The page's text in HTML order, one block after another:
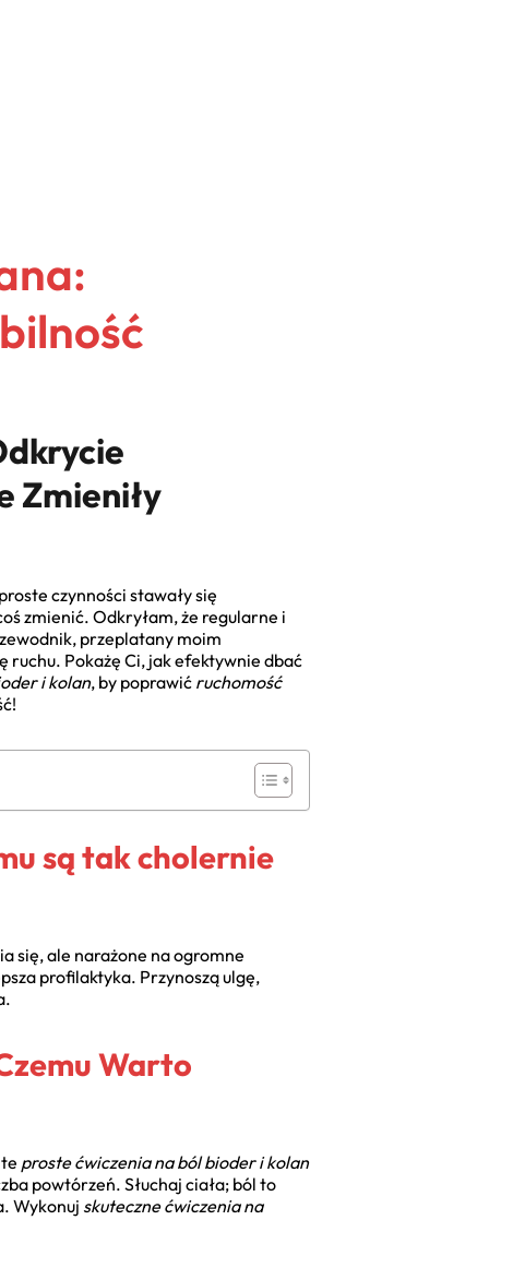
Zmieniły
czynności stawały się
zmienić. Odkryłam, że regularne i
przeplatany moim
Pokażę Ci, jak efektywnie dbać
i kolan, by poprawić ruchomość
są tak cholernie
się, ale narażone na ogromne
profilaktyka. Przynoszą ulgę,
Warto
proste ćwiczenia na ból bioder i kolan
powtórzeń. Słuchaj ciała; ból to
Wykonuj skuteczne ćwiczenia na